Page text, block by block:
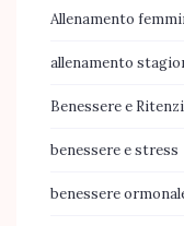
Allenamento
allenamento
Benessere e
benessere e stress
benessere